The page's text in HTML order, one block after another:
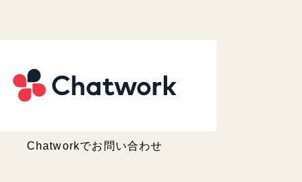
Chatworkでお問い合わせ